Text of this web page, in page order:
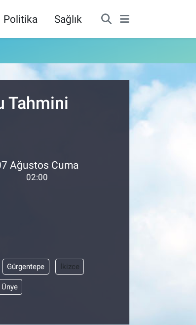
Politika Sağlık
Tahmini
Ağustos Cuma
02:00
Gürgentepe İkizce
Ünye